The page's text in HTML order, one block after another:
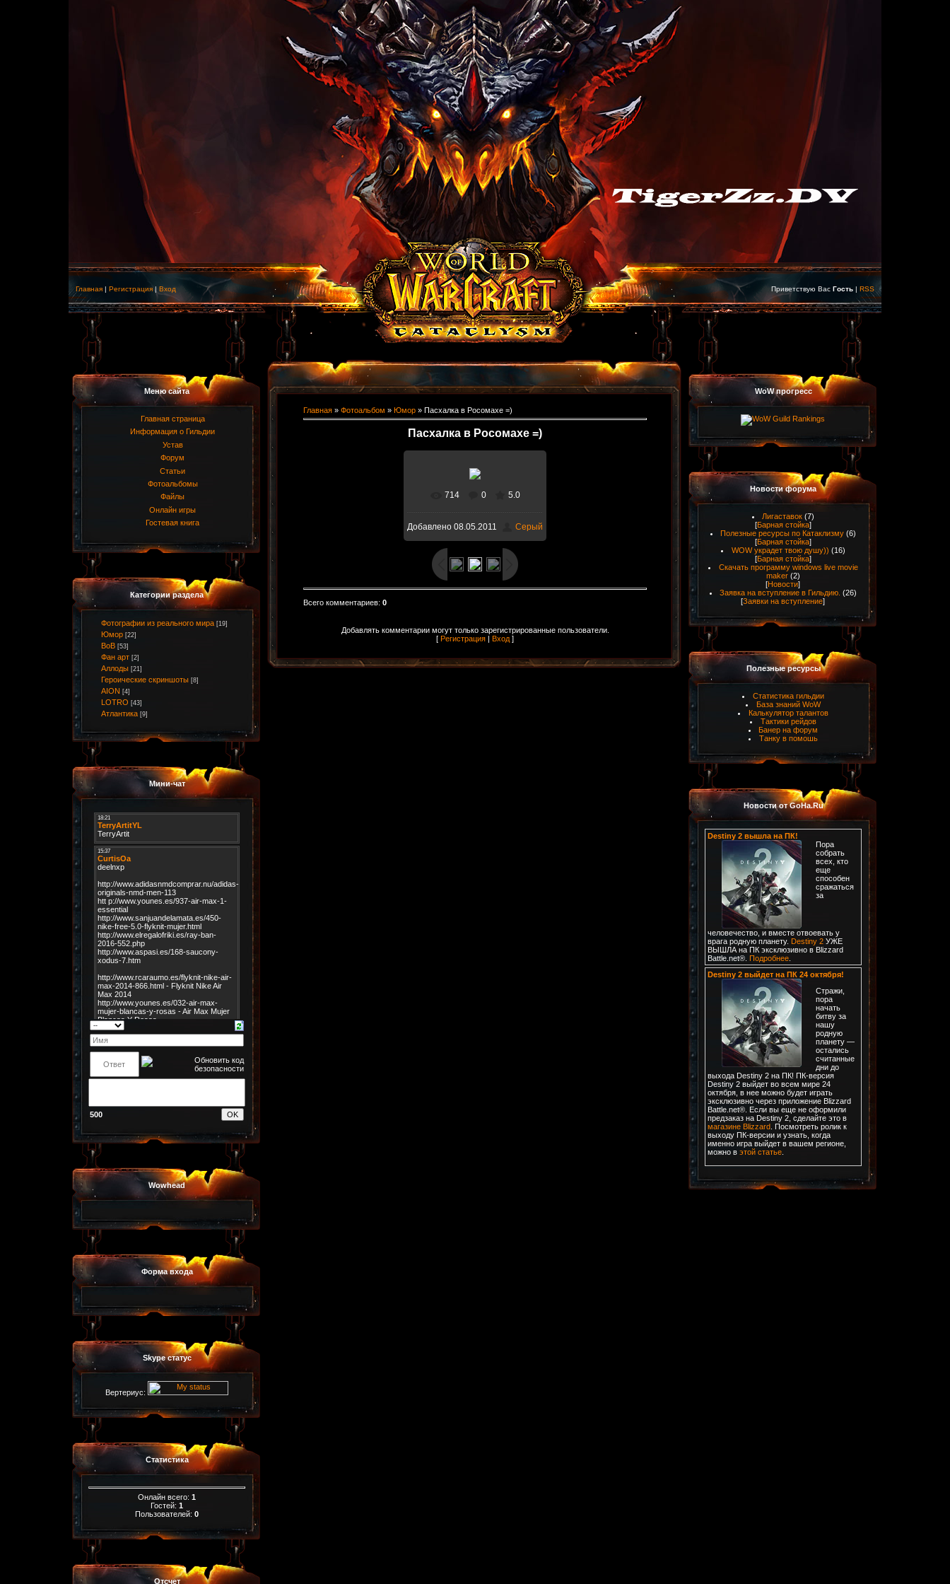
Главная | Регистрация | Вход Приветствую Вас Гость | RSS
Меню сайта
Главная страница
Информация о Гильдии
Устав
Форум
Статьи
Фотоальбомы
Файлы
Онлайн игры
Гостевая книга
Категории раздела
Фотографии из реального мира [19]
Юмор [22]
ВоВ [53]
Фан арт [2]
Аллоды [21]
Героические скриншоты [8]
AION [4]
LOTRO [43]
Атлантика [9]
Мини-чат
500
Wowhead
Форма входа
Skype статус
Вертериус:
Статистика
Онлайн всего: 1
Гостей: 1
Пользователей: 0
Отсчет
Главная » Фотоальбом » Юмор » Пасхалка в Росомахе =)
Пасхалка в Росомахе =)
В реальном размере
1600x1000/ 70.6Kb
714 0 5.0
Добавлено 08.05.2011 Серый
Всего комментариев: 0
Добавлять комментарии могут только зарегистрированные пользователи.
[ Регистрация | Вход ]
WoW прогресс
Новости форума
Лигаставок (7)
[Барная стойка]
Полезные ресурсы по Катаклизму (6)
[Барная стойка]
WOW украдет твою душу)) (16)
[Барная стойка]
Скачать программу windows live movie
maker (2)
[Новости]
Заявка на вступление в Гильдию. (26)
[Заявки на вступление]
Полезные ресурсы
Статистика гильдии
База знаний WoW
Калькулятор талантов
Тактики рейдов
Банер на форум
Танку в помошь
Новости от GoHa.Ru
Destiny 2 вышла на ПК!
Пора
собрать
всех, кто
еще
способен
сражаться
за
человечество, и вместе отвоевать у
врага родную планету. Destiny 2УЖЕ
ВЫШЛА на ПК эксклюзивно в Blizzard
Battle.net®. Подробнее.
Destiny 2 выйдет на ПК 24 октября!
Стражи,
пора
начать
битву за
нашу
родную
планету —
остались
считанные
дни до
выхода Destiny 2 на ПК! ПК-версия
Destiny 2 выйдет во всем мире 24
октября, в нее можно будет играть
эксклюзивно через приложение Blizzard
Battle.net®. Если вы еще не оформили
предзаказ на Destiny 2, сделайте это в
магазине Blizzard. Посмотреть ролик к
выходу ПК-версии и узнать, когда
именно игра выйдет в вашем регионе,
можно в этой статье.